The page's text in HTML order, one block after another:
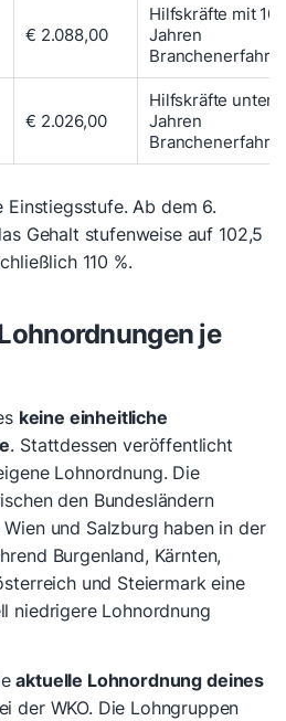
€ 2.088,00
Hilfskräfte mit
Jahren
€ 2.026,00
Hilfskräfte unter
Jahren
Ab dem 6.
Gehalt stufenweise auf 102,5
110 %.
je
keine einheitliche
. Stattdessen veröffentlicht
Lohnordnung. Die
den Bundesländern
und Salzburg haben in der
Burgenland, Kärnten,
und Steiermark eine
niedrigere Lohnordnung
aktuelle Lohnordnung deines
der WKO. Die Lohngruppen